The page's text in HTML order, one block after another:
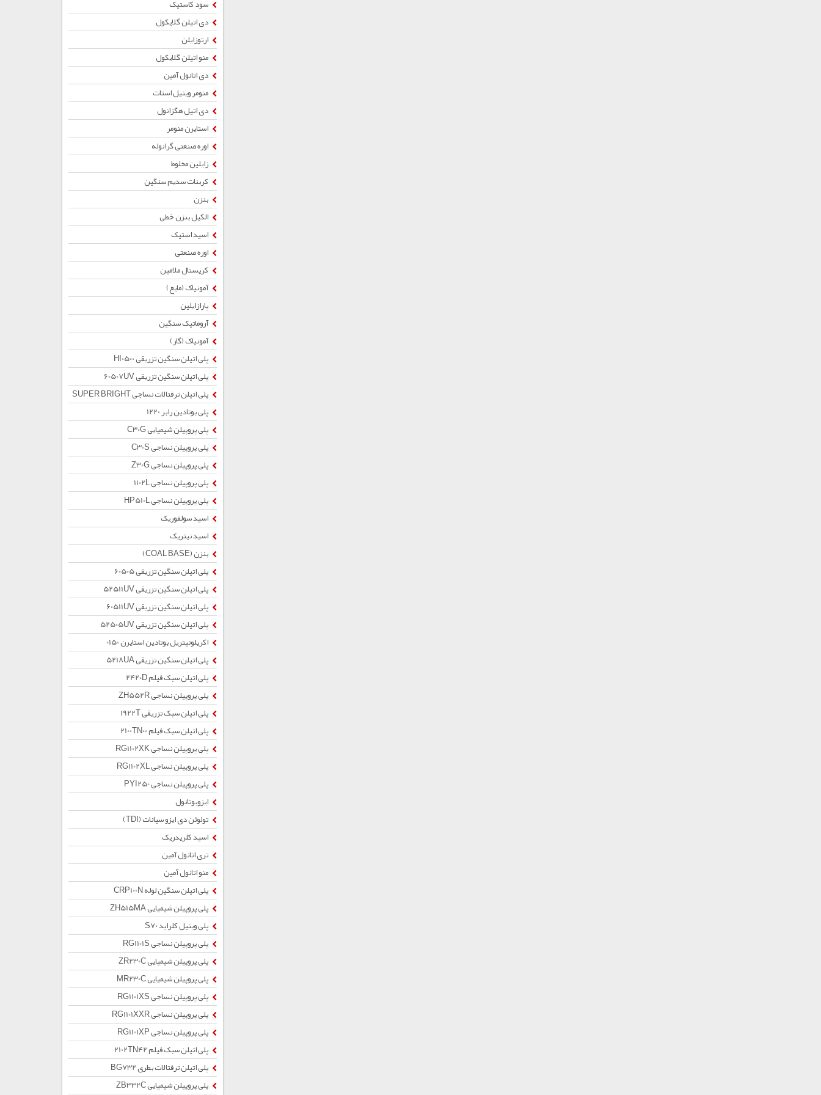
سود کاستیک
دی اتیلن گلایکول
ارتوزایلن
منو اتیلن گلایکول
دی اتانول آمین
منومر وینیل استات
دی اتیل هگزانول
استایرن منومر
اوره صنعتی گرانوله
زایلین مخلوط
کربنات سدیم سنگین
بنزن
الکیل بنزن خطی
اسید استیک
اوره صنعتی
کریستال ملامین
آمونیاک (مایع)
پارازایلین
آروماتیک سنگین
آمونیاک (گاز)
پلی اتیلن سنگین تزریقی HI0500
پلی اتیلن سنگین تزریقی 60507UV
پلی اتیلن ترفتالات نساجی SUPER BRIGHT
پلی بوتادین رابر 1220
پلی پروپیلن شیمیایی C30G
پلی پروپیلن نساجی C30S
پلی پروپیلن نساجی Z30G
پلی پروپیلن نساجی 1102L
پلی پروپیلن نساجی HP510L
اسید سولفوریک
اسید نیتریک
بنزن (COAL BASE)
پلی اتیلن سنگین تزریقی 60505
پلی اتیلن سنگین تزریقی 52511UV
پلی اتیلن سنگین تزریقی 60511UV
پلی اتیلن سنگین تزریقی 52505UV
اکریلونیتریل بوتادین استایرن 0150
پلی اتیلن سنگین تزریقی 5218UA
پلی اتیلن سبک فیلم 2420D
پلی پروپیلن نساجی ZH552R
پلی اتیلن سبک تزریقی 1922T
پلی اتیلن سبک فیلم 2100TN00
پلی پروپیلن نساجی RG1102XK
پلی پروپیلن نساجی RG1102XL
پلی پروپیلن نساجی PYI250
ایزوبوتانول
تولوئن دی ایزو سیانات (TDI)
اسید کلریدریک
تری اتانول آمین
منو اتانول آمین
پلی اتیلن سنگین لوله CRP100N
پلی پروپیلن شیمیایی ZH515MA
پلی وینیل کلراید S70
پلی پروپیلن نساجی RG1101S
پلی پروپیلن شیمیایی ZR230C
پلی پروپیلن شیمیایی MR230C
پلی پروپیلن نساجی RG1101XS
پلی پروپیلن نساجی RG1101XXR
پلی پروپیلن نساجی RG1101XP
پلی اتیلن سبک فیلم 2102TN42
پلی اتیلن ترفتالات بطری BG732
پلی پروپیلن شیمیایی ZB332C